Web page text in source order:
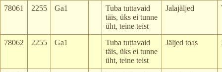
78061 2255 Ga1
Tuba tuttavaid
täis, üks ei tunne
üht, teine teist
Jalajäljed
78062 2255 Ga1
Tuba tuttavaid
täis, üks ei tunne
üht, teine teist
Jäljed toas